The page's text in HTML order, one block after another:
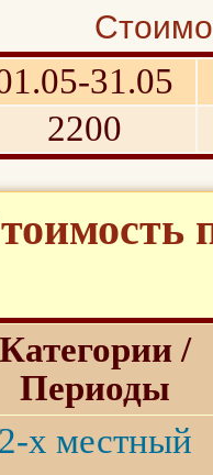
31.05
2200
Категории /
Периоды
2-х местный